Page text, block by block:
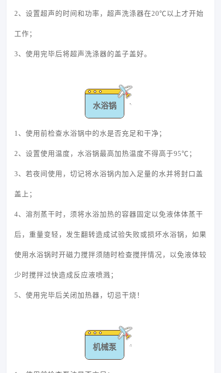
2、设置超声的时间和功率，超声洗涤器在20℃以上才开始
工作；
3、使用完毕后将超声洗涤器的盖子盖好。
水浴锅
1、使用前检查水浴锅中的水是否充足和干净；
2、设置使用温度，水浴锅最高加热温度不得高于95℃；
3、若夜间使用，切记将水浴锅内加入足量的水并将封口盖
盖上；
4、溶剂蒸干时，须将水浴加热的容器固定以免液体体蒸干
后，重量变轻，发生翻转造成试验失败或损坏水浴锅，如果
使用水浴锅时开磁力搅拌须随时检查搅拌情况，以免液体较
少时搅拌过快造成反应液喷溅；
5、使用完毕后关闭加热器，切忌干烧！
机械泵